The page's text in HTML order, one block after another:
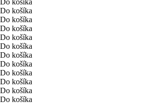
Do košíka
Do košíka
Do košíka
Do košíka
Do košíka
Do košíka
Do košíka
Do košíka
Do košíka
Do košíka
Do košíka
Do košíka